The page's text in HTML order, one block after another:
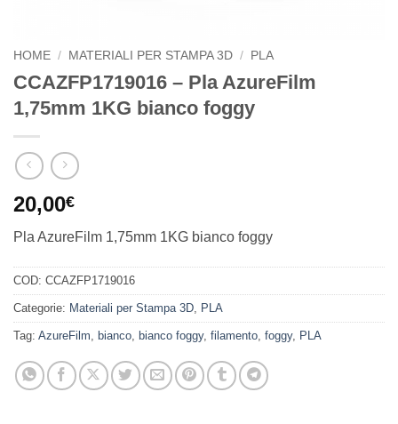
HOME / MATERIALI PER STAMPA 3D / PLA
CCAZFP1719016 – Pla AzureFilm
1,75mm 1KG bianco foggy
20,00€
Pla AzureFilm 1,75mm 1KG bianco foggy
COD: CCAZFP1719016
Categorie: Materiali per Stampa 3D, PLA
Tag: AzureFilm, bianco, bianco foggy, filamento, foggy, PLA